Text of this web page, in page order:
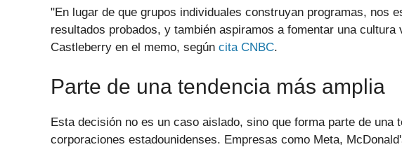
"En lugar de que grupos individuales construyan programas, nos
resultados probados, y también aspiramos a fomentar una
Castleberry en el memo, según cita CNBC.
Parte de una tendencia más amplia
Esta decisión no es un caso aislado, sino que forma parte de una
corporaciones estadounidenses. Empresas como Meta,